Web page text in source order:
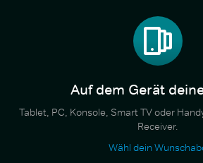
Auf dem Gerät
Tablet, PC, Konsole, Smart TV oder
Receiver.
Wähl dein